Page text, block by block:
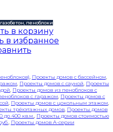
пеноблоки
в корзину
в избранное
, Проекты домов с бассейном,
, Проекты домов с сауной, Проекты
, Проекты домов из пеноблоков с
с гаражом, Проекты домов с
, Проекты домов с цокольным этажом,
трёхэтажных домов, Проекты домов
до 400 кв.м., Проекты домов стоимостью
, Проекты домов A-серии